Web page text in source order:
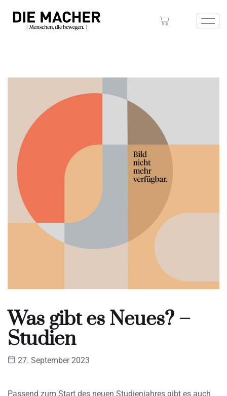
Was gibt es Neues? –
Studien
27. September 2023
Passend zum Start des neuen Studienjahres gibt es auch